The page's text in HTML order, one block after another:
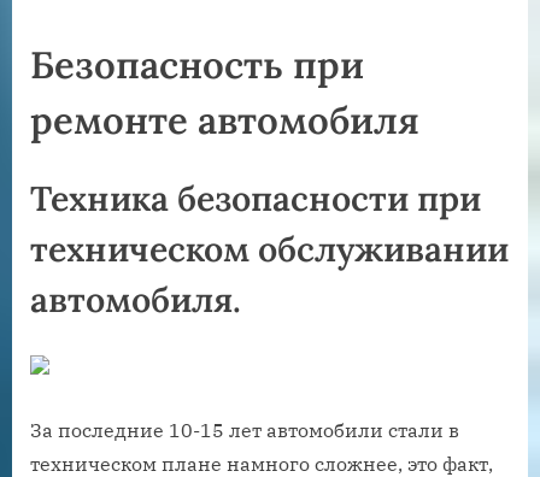
Безопасность при
ремонте автомобиля
Техника безопасности при
техническом обслуживании
автомобиля.
За последние 10-15 лет автомобили стали в
техническом плане намного сложнее, это факт,